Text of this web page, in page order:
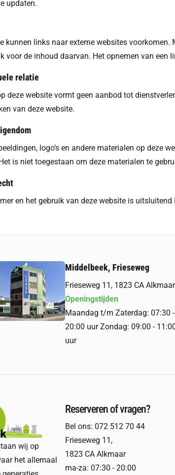
updaten.
kunnen links naar externe websites
voor de inhoud daarvan. Het opnemen van
relatie
deze website vormt geen aanbod tot
van deze website.
logo’s en andere materialen op deze
is niet toegestaan om deze materialen te
en het gebruik van deze website is
Middelbeek, Frieseweg
Frieseweg 11, 1823 CA Alkmaar
Openingstijden
Maandag t/m Zaterdag: 07:30 -
20:00 uur Zondag: 09:00 -
uur
wij op
het allemaal
Reserveren of vragen?
Bel ons: 072 512 70 44
Frieseweg 11 ,
1823 CA Alkmaar
ma-za: 07:30 - 20:00